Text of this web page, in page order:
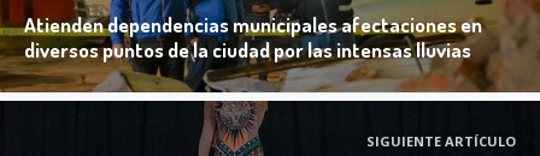
Atienden dependencias municipales afectaciones en
diversos puntos de la ciudad por las intensas lluvias
SIGUIENTE ARTÍCULO